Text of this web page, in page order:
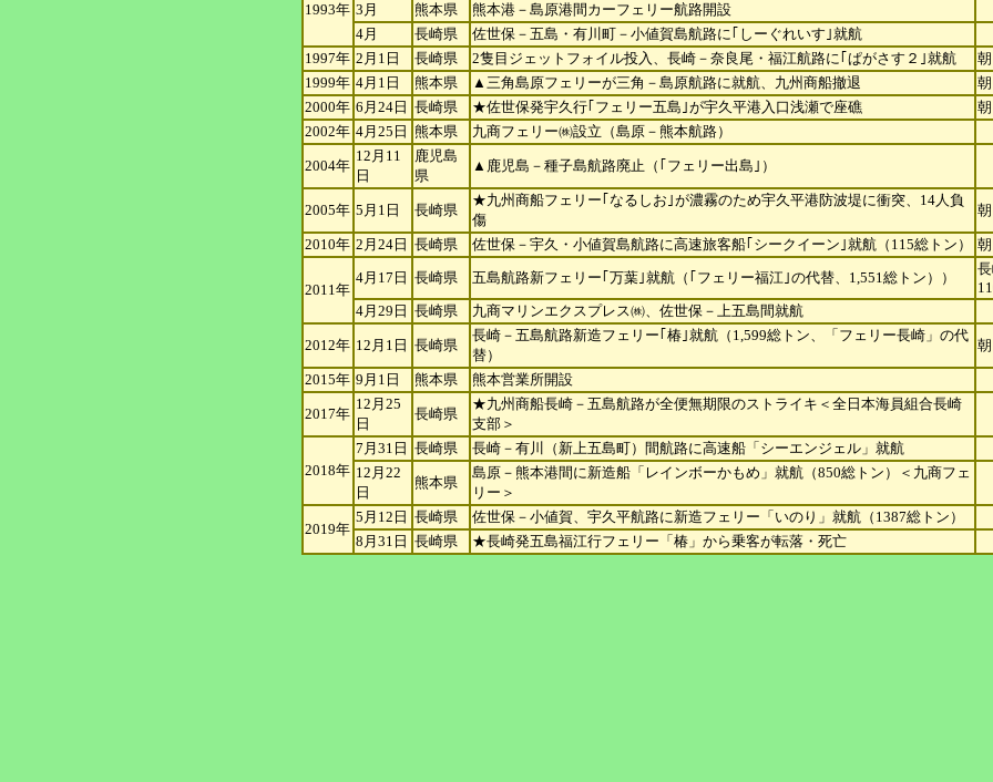
1993年 3月
熊本県
熊本港－島原港間カーフェリー航路開設
4月
長崎県
佐世保－五島・有川町－小値賀島航路に｢しーぐれいす｣就航
1997年 2月1日 長崎県 2隻目ジェットフォイル投入、長崎－奈良尾・福江航路に｢ぱがさす２｣就航
1999年 4月1日 熊本県 ▲三角島原フェリーが三角－島原航路に就航、九州商船撤退
2000年 6月24日 長崎県 ★佐世保発宇久行｢フェリー五島｣が宇久平港入口浅瀬で座礁
2002年 4月25日 熊本県 九商フェリー㈱設立（島原－熊本航路）
2004年
12月11
日
鹿児島
県
▲鹿児島－種子島航路廃止（｢フェリー出島｣）
2005年 5月1日 長崎県
★九州商船フェリー｢なるしお｣が濃霧のため宇久平港防波堤に衝突、14人負
傷
2010年 2月24日 長崎県 佐世保－宇久・小値賀島航路に高速旅客船｢シークイーン｣就航（115総トン）
2011年
4月17日 長崎県 五島航路新フェリー｢万葉｣就航（｢フェリー福江｣の代替、1,551総トン））
4月29日 長崎県 九商マリンエクスプレス㈱、佐世保－上五島間就航
2012年 12月1日 長崎県
長崎－五島航路新造フェリー｢椿｣就航（1,599総トン、「フェリー長崎」の代
替）
2015年 9月1日 熊本県 熊本営業所開設
2017年
12月25
日
長崎県
★九州商船長崎－五島航路が全便無期限のストライキ＜全日本海員組合長崎
支部 ＞
2018年
7月31日 長崎県
長崎－有川（新上五島町）間航路に高速船「シーエンジェル」就航
12月22
日
熊本県
島原－熊本港間に新造船「レインボーかもめ」就航（850総トン）＜九商フェ
リー＞
2019年
5月12日 長崎県
佐世保－小値賀、宇久平航路に新造フェリー「いのり」就航（1387総トン）
8月31日 長崎県 ★長崎発五島福江行フェリー「椿」から乗客が転落・死亡